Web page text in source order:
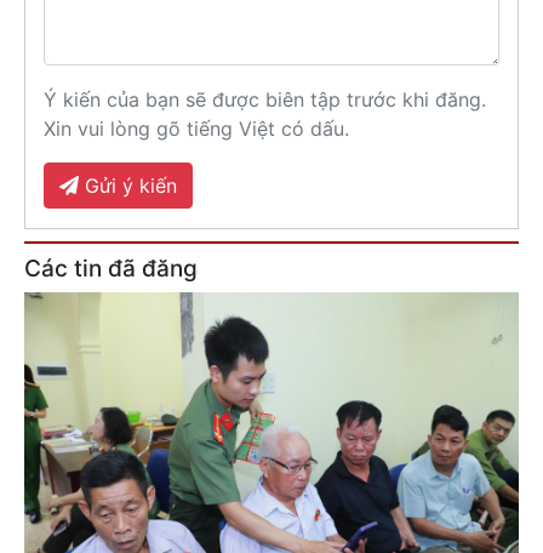
Ý kiến của bạn sẽ được biên tập trước khi đăng.
Xin vui lòng gõ tiếng Việt có dấu.
Gửi ý kiến
Các tin đã đăng